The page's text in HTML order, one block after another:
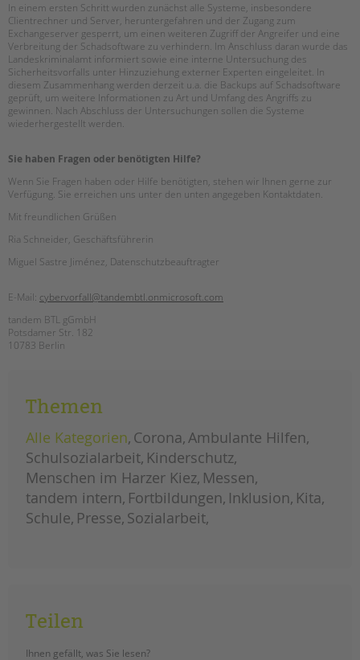
unkuerzbar
Briefe an Kai
PRESSE
Magazin
KONTAKT
Datenschutz
Hinweisgebersystem
Intranet
In einem ersten Schritt wurden zunächst alle Systeme, insbesondere
Clientrechner und Server, heruntergefahren und der Zugang zum
Exchangeserver gesperrt, um einen weiteren Zugriff der Angreifer und eine
Verbreitung der Schadsoftware zu verhindern. Im Anschluss daran wurde das
Landeskriminalamt informiert sowie eine interne Untersuchung des
Sicherheitsvorfalls unter Hinzuziehung externer Experten eingeleitet. In
diesem Zusammenhang werden derzeit u.a. die Backups auf Schadsoftware
geprüft, um weitere Informationen zu Art und Umfang des Angriffs zu
gewinnen. Nach Abschluss der Untersuchungen sollen die Systeme
wiederhergestellt werden.
Sie haben Fragen oder benötigten Hilfe?
Wenn Sie Fragen haben oder Hilfe benötigten, stehen wir Ihnen gerne zur
Verfügung. Sie erreichen uns unter den unten angegeben Kontaktdaten.
Mit freundlichen Grüßen
Ria Schneider, Geschäftsführerin
Miguel Sastre Jiménez, Datenschutzbeauftragter
E-Mail: cybervorfall@tandembtl.onmicrosoft.com
tandem BTL gGmbH
Potsdamer Str. 182
10783 Berlin
Themen
Alle Kategorien Corona Ambulante Hilfen
Schulsozialarbeit Kinderschutz
Menschen im Harzer Kiez Messen
tandem intern Fortbildungen Inklusion Kita
Schule Presse Sozialarbeit
Teilen
Ihnen gefällt, was Sie lesen?